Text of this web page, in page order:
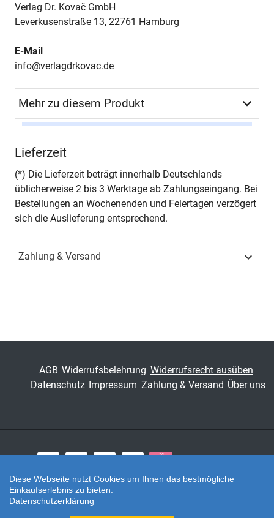
Verlag Dr. Kovač GmbH
Leverkusenstraße 13, 22761 Hamburg
E-Mail
info@verlagdrkovac.de
Mehr zu diesem Produkt
424
ISBN
1867-5425
Fachbereich Geisteswissenschaft
Lieferzeit
(*) Die Lieferzeit beträgt innerhalb Deutschlands
üblicherweise 2 bis 3 Werktage ab Zahlungseingang. Bei
Bestellungen an Wochenenden und Feiertagen verzögert
sich die Auslieferung entsprechend.
Zahlung & Versand
AGB Widerrufsbelehrung Widerrufsrecht ausüben
Datenschutz Impressum Zahlung & Versand Über uns
Zahlungsarten
Twitter
Shop erstellt mit VersaCommerce.
Diese Webseite nutzt Cookies um Ihnen das bestmögliche
Einkaufserlebnis zu bieten.
Datenschutzerklärung